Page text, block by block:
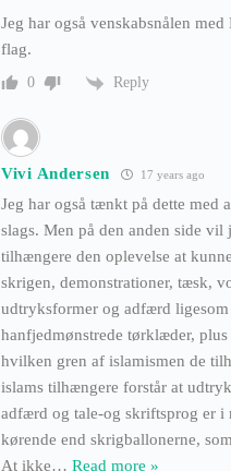
Jeg har også venskabsnålen
flag.
0 Reply
Vivi Andersen 17 years ago
Jeg har også tænkt på dette med
slags. Men på den anden side
tilhængere den oplevelse at
skrigen, demonstrationer, tæsk,
udtryksformer og adfærd ligesom
hanfjedmønstrede tørklæder,
hvilken gren af islamismen de
islams tilhængere forstår at
adfærd og tale-og skriftsprog er i
kørende end skrigballonerne,
At ikke… Read more »